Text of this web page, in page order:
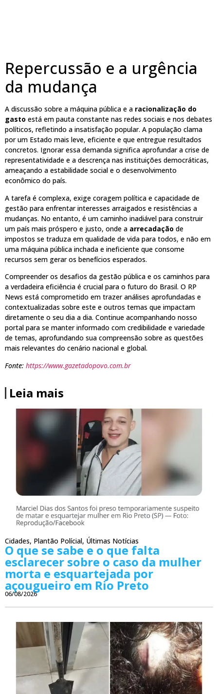
Repercussão e a urgência
da mudança
A discussão sobre a máquina pública e a racionalização do
gasto está em pauta constante nas redes sociais e nos debates
políticos, refletindo a insatisfação popular. A população clama
por um Estado mais leve, eficiente e que entregue resultados
concretos. Ignorar essa demanda significa aprofundar a crise de
representatividade e a descrença nas instituições democráticas,
ameaçando a estabilidade social e o desenvolvimento
econômico do país.
A tarefa é complexa, exige coragem política e capacidade de
gestão para enfrentar interesses arraigados e resistências a
mudanças. No entanto, é um caminho inadiável para construir
um país mais próspero e justo, onde a arrecadação de
impostos se traduza em qualidade de vida para todos, e não em
uma máquina pública inchada e ineficiente que consome
recursos sem gerar os benefícios esperados.
Compreender os desafios da gestão pública e os caminhos para
a verdadeira eficiência é crucial para o futuro do Brasil. O RP
News está comprometido em trazer análises aprofundadas e
contextualizadas sobre este e outros temas que impactam
diretamente o seu dia a dia. Continue acompanhando nosso
portal para se manter informado com credibilidade e variedade
de temas, aprofundando sua compreensão sobre as questões
mais relevantes do cenário nacional e global.
Fonte: https://www.gazetadopovo.com.br
Leia mais
Cidades, Plantão Polícial, Últimas Notícias
O que se sabe e o que falta
esclarecer sobre o caso da mulher
morta e esquartejada por
açougueiro em Rio Preto
06/08/2026